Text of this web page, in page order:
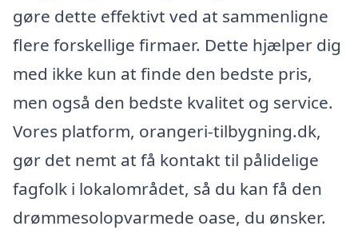
gøre dette effektivt ved at sammenligne
flere forskellige firmaer. Dette hjælper dig
med ikke kun at finde den bedste pris,
men også den bedste kvalitet og service.
Vores platform, orangeri-tilbygning.dk,
gør det nemt at få kontakt til pålidelige
fagfolk i lokalområdet, så du kan få den
drømmesolopvarmede oase, du ønsker.